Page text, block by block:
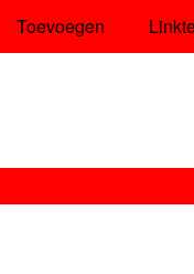
Toevoegen